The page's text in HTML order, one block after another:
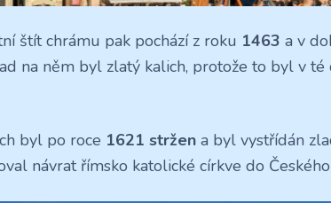
štít chrámu pak pochází z roku 1463 a v
na něm byl zlatý kalich, protože to byl v
byl po roce 1621 stržen a byl vystřídán
návrat římsko katolické církve do